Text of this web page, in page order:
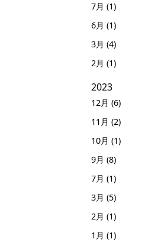
7月 (1)
6月 (1)
3月 (4)
2月 (1)
2023
12月 (6)
11月 (2)
10月 (1)
9月 (8)
7月 (1)
3月 (5)
2月 (1)
1月 (1)